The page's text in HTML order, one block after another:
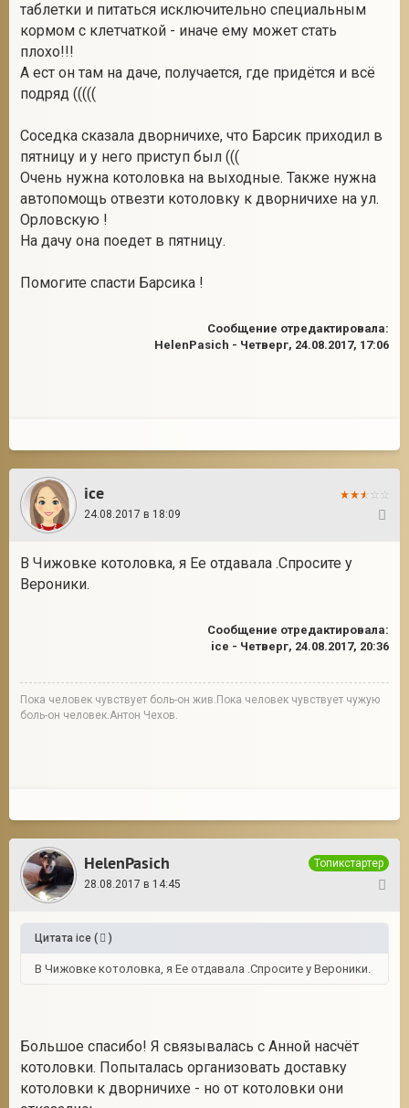
таблетки и питаться исключительно специальным
кормом с клетчаткой - иначе ему может стать
плохо!!!
А ест он там на даче, получается, где придётся и всё
подряд (((((
Соседка сказала дворничихе, что Барсик приходил в
пятницу и у него приступ был (((
Очень нужна котоловка на выходные. Также нужна
автопомощь отвезти котоловку к дворничихе на ул.
Орловскую !
На дачу она поедет в пятницу.
Помогите спасти Барсика !
Сообщение отредактировала:
HelenPasich - Четверг, 24.08.2017, 17:06
ice
24.08.2017 в 18:09
В Чижовке котоловка, я Ее отдавала .Спросите у
Вероники.
Сообщение отредактировала:
ice - Четверг, 24.08.2017, 20:36
Пока человек чувствует боль-он жив.Пока человек чувствует чужую
боль-он человек.Антон Чехов.
HelenPasich
Топикстартер
28.08.2017 в 14:45
Цитата ice ( )
В Чижовке котоловка, я Ее отдавала .Спросите у Вероники.
Большое спасибо! Я связывалась с Анной насчёт
котоловки. Попыталась организовать доставку
котоловки к дворничихе - но от котоловки они